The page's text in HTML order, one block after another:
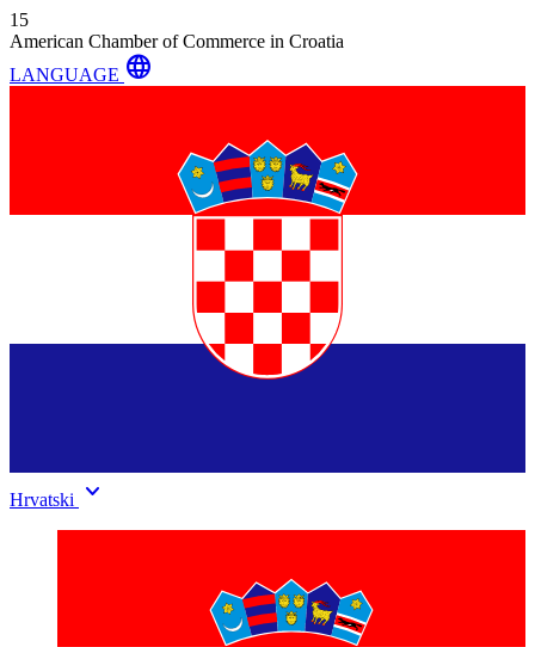
15
American Chamber of Commerce in Croatia
LANGUAGE language
Hrvatski keyboard_arrow_down